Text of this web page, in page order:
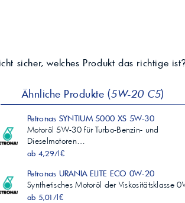
sicher, welches Produkt das richtige
Ähnliche Produkte (5W-20 C5)
Petronas SYNTIUM 5000 XS 5W-30
Motoröl 5W-30 für Turbo-Benzin- und
Dieselmotoren…
ab 4,29/l€
Petronas URANIA ELITE ECO 0W-20
Synthetisches Motoröl der Viskositätsklasse
ab 5,01/l€